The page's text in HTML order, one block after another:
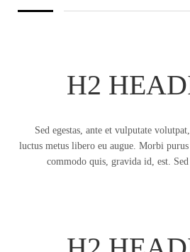
H2
Sed egestas, ante et vulputate
luctus metus libero eu augue. Morbi
commodo quis, gravida id, est.